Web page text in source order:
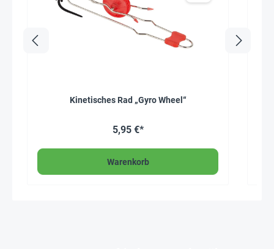
Kinetisches Rad „Gyro Wheel“
5,95 €*
Warenkorb